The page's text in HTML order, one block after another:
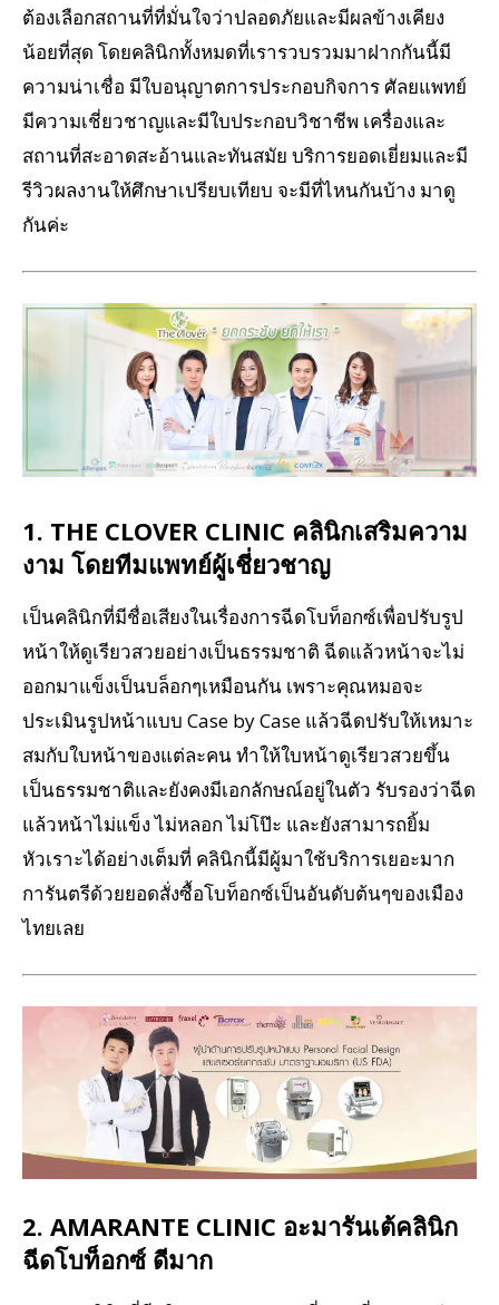
ต้องเลือกสถานที่ที่มั่นใจว่าปลอดภัยและมีผลข้างเคียง
น้อยที่สุด โดยคลินิกทั้งหมดที่เรารวบรวมมาฝากกันนี้มี
ความน่าเชื่อ มีใบอนุญาตการประกอบกิจการ ศัลยแพทย์
มีความเชี่ยวชาญและมีใบประกอบวิชาชีพ เครื่องและ
สถานที่สะอาดสะอ้านและทันสมัย บริการยอดเยี่ยมและมี
รีวิวผลงานให้ศึกษาเปรียบเทียบ จะมีที่ไหนกันบ้าง มาดู
กันค่ะ
1. THE CLOVER CLINIC คลินิกเสริมความ
งาม โดยทีมแพทย์ผู้เชี่ยวชาญ
เป็นคลินิกที่มีชื่อเสียงในเรื่องการฉีดโบท็อกซ์เพื่อปรับรูป
หน้าให้ดูเรียวสวยอย่างเป็นธรรมชาติ ฉีดแล้วหน้าจะไม่
ออกมาแข็งเป็นบล็อกๆเหมือนกัน เพราะคุณหมอจะ
ประเมินรูปหน้าแบบ Case by Case แล้วฉีดปรับให้เหมาะ
สมกับใบหน้าของแต่ละคน ทำให้ใบหน้าดูเรียวสวยขึ้น
เป็นธรรมชาติและยังคงมีเอกลักษณ์อยู่ในตัว รับรองว่าฉีด
แล้วหน้าไม่แข็ง ไม่หลอก ไม่โป๊ะ และยังสามารถยิ้ม
หัวเราะได้อย่างเต็มที่ คลินิกนี้มีผู้มาใช้บริการเยอะมาก
การันตรีด้วยยอดสั่งซื้อโบท็อกซ์เป็นอันดับต้นๆของเมือง
ไทยเลย
2. AMARANTE CLINIC อะมารันเต้คลินิก
ฉีดโบท็อกซ์ ดีมาก